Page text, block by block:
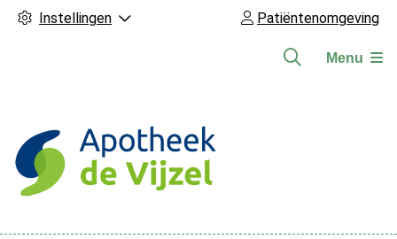
Instellingen Patiëntenomgeving
Menu